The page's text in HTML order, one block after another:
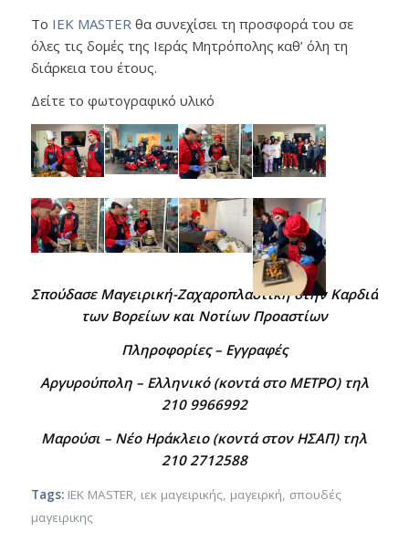
Το ΙΕΚ MASTER θα συνεχίσει τη προσφορά του σε
όλες τις δομές της Ιεράς Μητρόπολης καθ’ όλη τη
διάρκεια του έτους.
Δείτε το φωτογραφικό υλικό
Σπούδασε Mαγειρική-Ζαχαροπλαστική στην Καρδιά
των Βορείων και Νοτίων Προαστίων
Πληροφορίες – Εγγραφές
Αργυρούπολη – Ελληνικό (κοντά στο ΜΕΤΡΟ) τηλ
210 9966992
Μαρούσι – Νέο Ηράκλειο (κοντά στον ΗΣΑΠ) τηλ
210 2712588
Tags: IEK MASTER, ιεκ μαγειρικής, μαγειρκή, σπουδές
μαγειρικης